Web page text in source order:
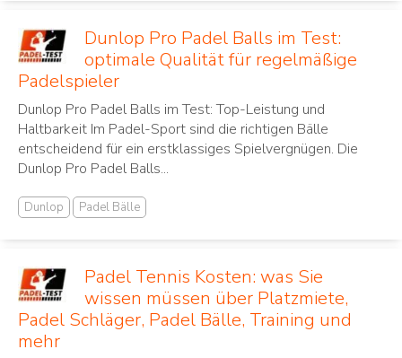
Dunlop Pro Padel Balls im Test:
optimale Qualität für regelmäßige
Padelspieler
Dunlop Pro Padel Balls im Test: Top-Leistung und
Haltbarkeit Im Padel-Sport sind die richtigen Bälle
entscheidend für ein erstklassiges Spielvergnügen. Die
Dunlop Pro Padel Balls...
Dunlop Padel Bälle
Padel Tennis Kosten: was Sie
wissen müssen über Platzmiete,
Padel Schläger, Padel Bälle, Training und
mehr